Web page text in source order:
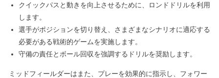
クイックパスと動きを向上させるために、ロンドドリルを利用
します。
選手がポジションを切り替え、さまざまなシナリオに適応する
必要がある戦術的ゲームを実施します。
守備の責任とボール回収を強調するドリルを奨励します。
ミッドフィールダーはまた、プレーを効果的に指示し、フォワー